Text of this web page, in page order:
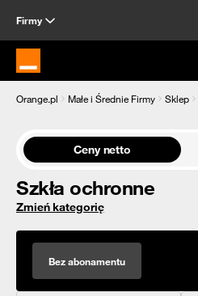
Firmy
Strona główna Orange.pl
Orange.pl Małe i Średnie Firmy Sklep
Ceny netto
Szkła ochronne
Zmień kategorię
Bez abonamentu